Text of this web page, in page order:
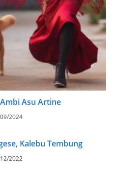
Asu Artine
2024
Kalebu Tembung
2022